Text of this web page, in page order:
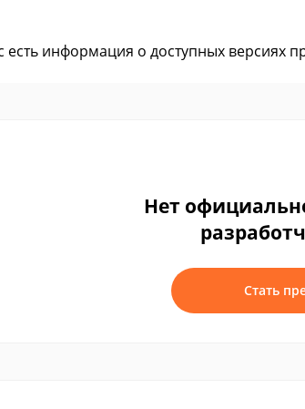
есть информация о доступных версиях
Нет
Стать